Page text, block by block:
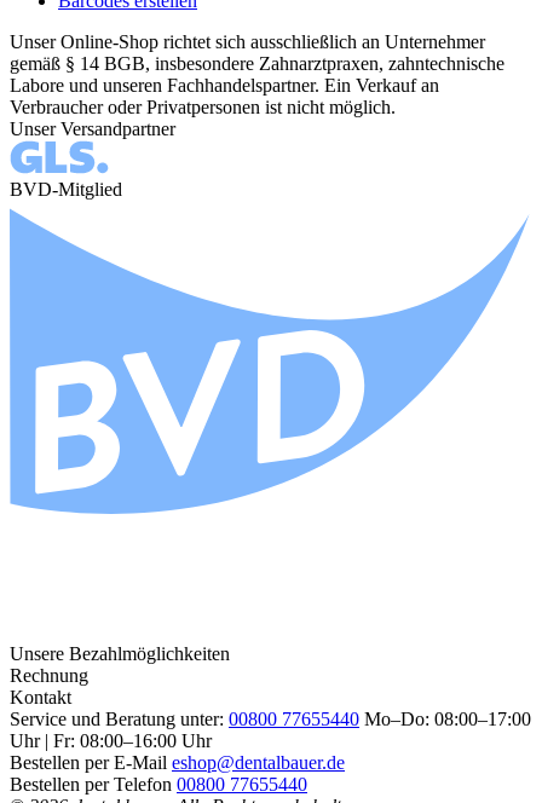
Unser Online-Shop richtet sich ausschließlich an Unternehmer
gemäß § 14 BGB, insbesondere Zahnarztpraxen, zahntechnische
Labore und unseren Fachhandelspartner. Ein Verkauf an
Verbraucher oder Privatpersonen ist nicht möglich.
Unser Versandpartner
BVD-Mitglied
Unsere Bezahlmöglichkeiten
Rechnung
Kontakt
Service und Beratung unter: 00800 77655440 Mo–Do: 08:00–17:00
Uhr | Fr: 08:00–16:00 Uhr
Bestellen per E-Mail eshop@dentalbauer.de
Bestellen per Telefon 00800 77655440